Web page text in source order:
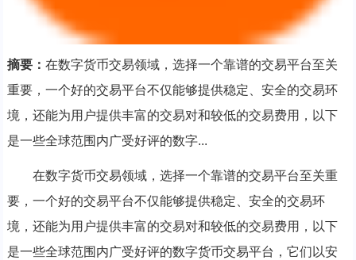
摘要： 在数字货币交易领域，选择一个靠谱的交易平台至关
重要，一个好的交易平台不仅能够提供稳定、安全的交易环
境，还能为用户提供丰富的交易对和较低的交易费用，以下
是一些全球范围内广受好评的数字...
在数字货币交易领域，选择一个靠谱的交易平台至关重
要，一个好的交易平台不仅能够提供稳定、安全的交易环
境，还能为用户提供丰富的交易对和较低的交易费用，以下
是一些全球范围内广受好评的数字货币交易平台，它们以安